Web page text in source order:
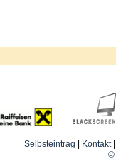
Selbsteintrag Kontakt
©